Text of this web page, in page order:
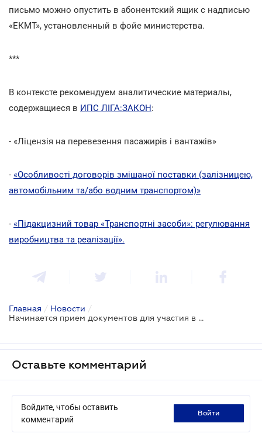
письмо можно опустить в абонентский ящик с надписью
«ЕКМТ», установленный в фойе министерства.
***
В контексте рекомендуем аналитические материалы,
содержащиеся в ИПС ЛІГА:ЗАКОН:
- «Ліцензія на перевезення пасажирів і вантажів»
- «Особливості договорів змішаної поставки (залізницею,
автомобільним та/або водним транспортом)»
- «Підакцизний товар «Транспортні засоби»: регулювання
виробництва та реалізації».
Главная / Новости /
Начинается прием документов для участия в конкурсе по распределению разрешений для перевозчиков
Оставьте комментарий
Войдите, чтобы оставить
комментарий
войти